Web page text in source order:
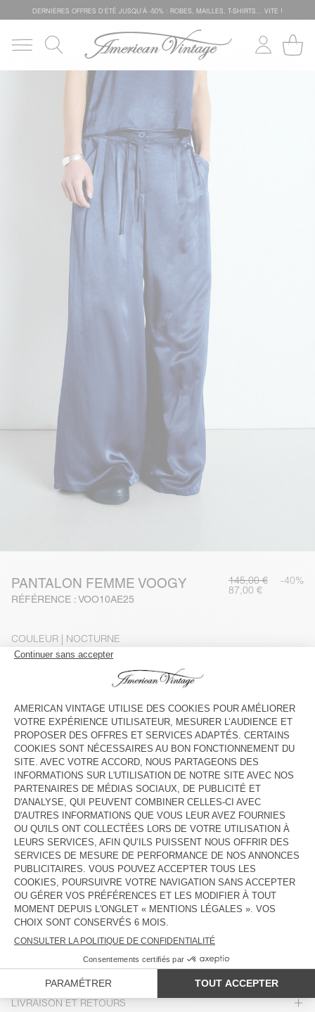
DERNIÈRES OFFRES D'ÉTÊ JUSQU'À -50% : ROBES, MAILLES, T-SHIRTS... VITE !
PANTALON FEMME VOOGY
RÉFÉRENCE : VOO10AE25
145,00 € -40%
87,00 €
COULEUR | NOCTURNE
XS S M L
Le mannequin mesure 178 cm et porte une taille S
GUIDE DES TAILLES
Livraison estiméeentre le mercredi 12 août et le vendredi 14
août
AJOUTER AU PANIER
VOIR LA DISPONIBILITE EN MAGASIN
DESCRIPTION
TAILLE ET COUPE
COMPOSITION
TRAÇABILITÉ
LIVRAISON ET RETOURS